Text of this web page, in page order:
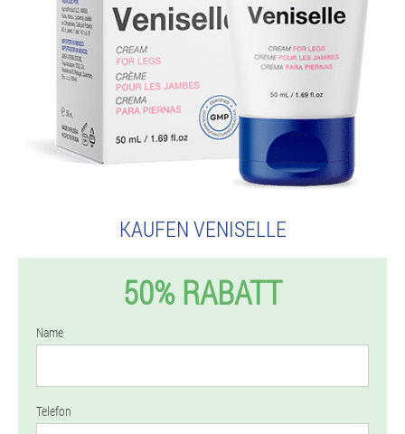
KAUFEN VENISELLE
50% RABATT
Name
Telefon